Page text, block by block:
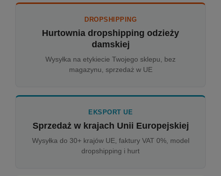
DROPSHIPPING
Hurtownia dropshipping odzieży
damskiej
Wysyłka na etykiecie Twojego sklepu, bez
magazynu, sprzedaż w UE
EKSPORT UE
Sprzedaż w krajach Unii Europejskiej
Wysyłka do 30+ krajów UE, faktury VAT 0%, model
dropshipping i hurt